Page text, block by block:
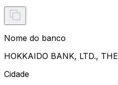
Nome do banco
HOKKAIDO BANK, LTD., THE
Cidade